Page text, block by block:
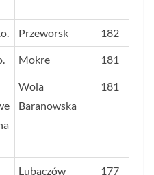
Przeworsk 182
Mokre 181
Wola
Baranowska
181
Lubaczów 177